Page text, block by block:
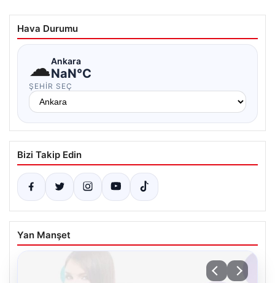
Hava Durumu
☁Ankara
NaN°C
ŞEHIR SEÇ
Bizi Takip Edin
Yan Manşet